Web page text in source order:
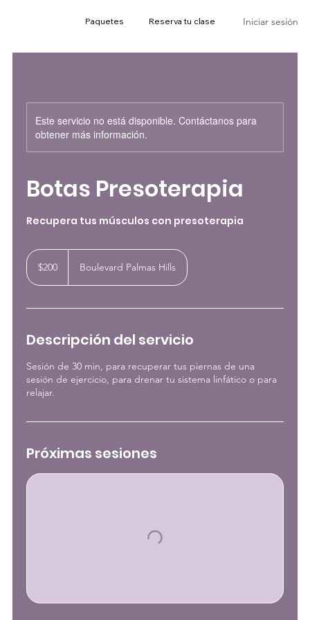
Paquetes Reserva tu clase Iniciar sesión
Este servicio no está disponible. Contáctanos para
obtener más información.
Botas Presoterapia
Recupera tus músculos con presoterapia
200
pesos
mexicanos
$200 Boulevard Palmas Hills
Descripción del servicio
Sesión de 30 min, para recuperar tus piernas de una
sesión de ejercicio, para drenar tu sistema linfático o para
relajar.
Próximas sesiones